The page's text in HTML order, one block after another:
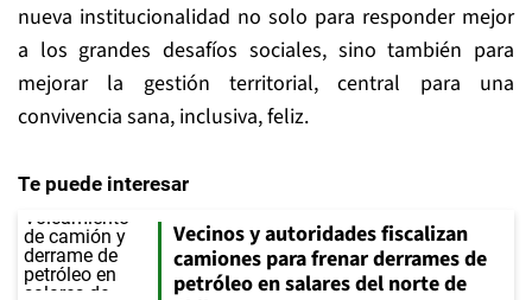
nueva institucionalidad no solo para responder mejor
a los grandes desafíos sociales, sino también para
mejorar la gestión territorial, central para una
convivencia sana, inclusiva, feliz.
Te puede interesar
Vecinos y autoridades fiscalizan
camiones para frenar derrames de
petróleo en salares del norte de